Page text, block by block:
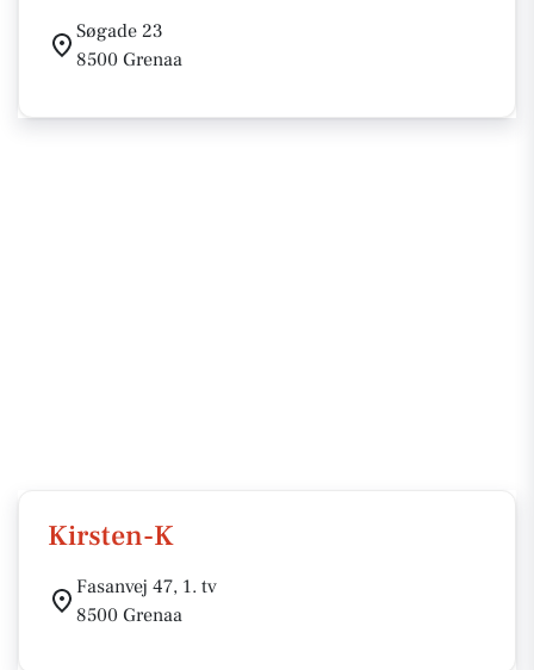
Søgade 23
8500 Grenaa
Kirsten-K
Fasanvej 47, 1. tv
8500 Grenaa